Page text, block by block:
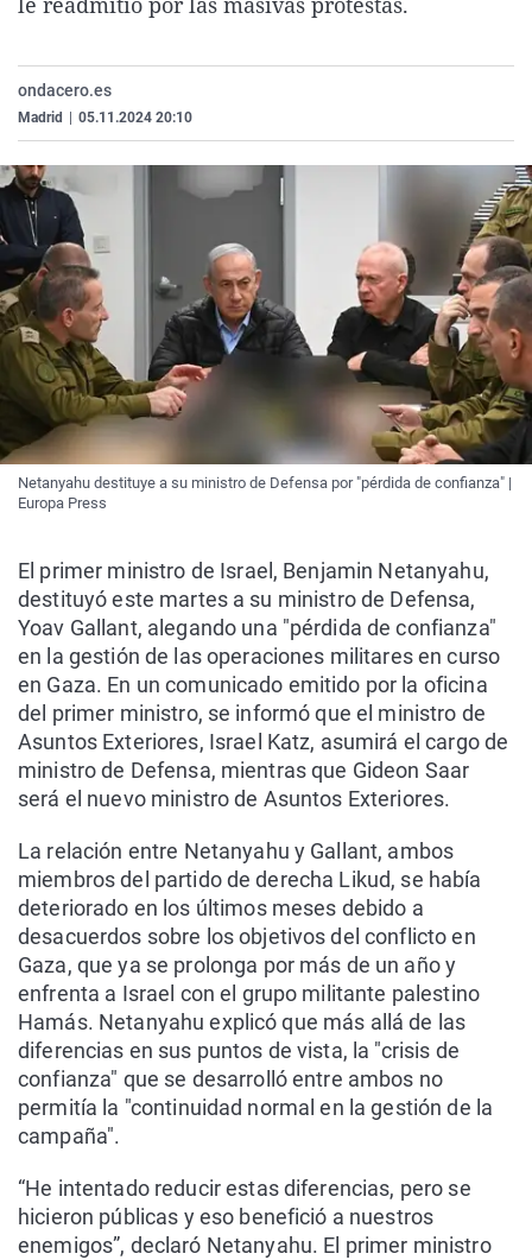
La rosa de los vientos
Gente viajera
Caso
Retornados
Operación Viuda
Extremadura
Galicia
Navarra
Virales
Televisión
ondacero.es
Madrid 05.11.2024 20:10
Netanyahu destituye a su ministro de Defensa por "pérdida de confianza" |
Europa Press
El primer ministro de Israel, Benjamin Netanyahu,
destituyó este martes a su ministro de Defensa,
Yoav Gallant, alegando una "pérdida de confianza"
en la gestión de las operaciones militares en curso
en Gaza. En un comunicado emitido por la oficina
del primer ministro, se informó que el ministro de
Asuntos Exteriores, Israel Katz, asumirá el cargo de
ministro de Defensa, mientras que Gideon Saar
será el nuevo ministro de Asuntos Exteriores.
La relación entre Netanyahu y Gallant, ambos
miembros del partido de derecha Likud, se había
deteriorado en los últimos meses debido a
desacuerdos sobre los objetivos del conflicto en
Gaza, que ya se prolonga por más de un año y
enfrenta a Israel con el grupo militante palestino
Hamás. Netanyahu explicó que más allá de las
diferencias en sus puntos de vista, la "crisis de
confianza" que se desarrolló entre ambos no
permitía la "continuidad normal en la gestión de la
campaña".
“He intentado reducir estas diferencias, pero se
hicieron públicas y eso benefició a nuestros
enemigos”, declaró Netanyahu. El primer ministro